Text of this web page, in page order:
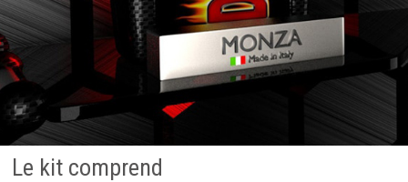
Le kit comprend